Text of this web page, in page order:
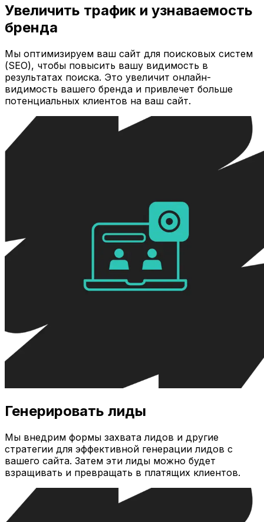
Увеличить трафик и узнаваемость
бренда
Мы оптимизируем ваш сайт для поисковых систем
(SEO), чтобы повысить вашу видимость в
результатах поиска. Это увеличит онлайн-
видимость вашего бренда и привлечет больше
потенциальных клиентов на ваш сайт.
Генерировать лиды
Мы внедрим формы захвата лидов и другие
стратегии для эффективной генерации лидов с
вашего сайта. Затем эти лиды можно будет
взращивать и превращать в платящих клиентов.